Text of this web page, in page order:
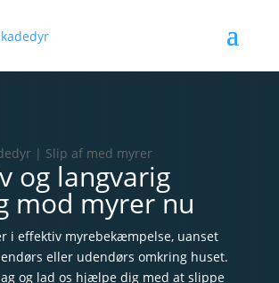
| Slip af med myrer
og langvarig
mod myrer nu
i effektiv myrebekæmpelse, uanset
eller udendørs omkring huset.
og lad os hjælpe dig med at slippe